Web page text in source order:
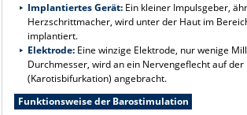
Implantiertes Gerät: Ein kleiner Impulsgeber,
Herzschrittmacher, wird unter der Haut im
implantiert.
Elektrode: Eine winzige Elektrode, nur wenige
Durchmesser, wird an ein Nervengeflecht auf
(Karotisbifurkation) angebracht.
Funktionsweise der Barostimulation